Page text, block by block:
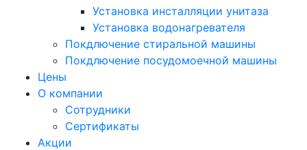
Установка инсталляции унитаза
Установка водонагревателя
Покдлючение стиральной машины
Покдлючение посудомоечной машины
Цены
О компании
Сотрудники
Сертификаты
Акции